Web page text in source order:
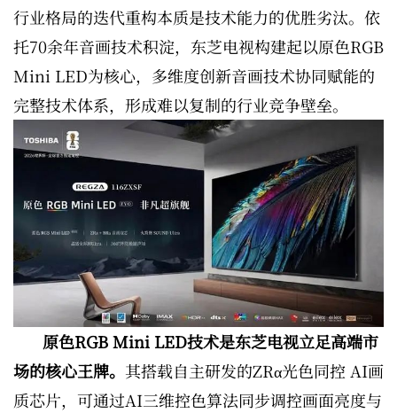
行业格局的迭代重构本质是技术能力的优胜劣汰。依
托70余年音画技术积淀，东芝电视构建起以原色RGB
Mini LED为核心，多维度创新音画技术协同赋能的
完整技术体系，形成难以复制的行业竞争壁垒。
原色RGB Mini LED技术是东芝电视立足高端市
场的核心王牌。 其搭载自主研发的ZRα光色同控 AI画
质芯片，可通过AI三维控色算法同步调控画面亮度与